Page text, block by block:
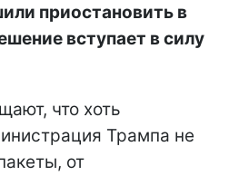
приостановить в
вступает в силу
что хоть
Трампа не
от